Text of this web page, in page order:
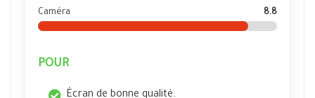
Caméra 8.8
POUR
Écran de bonne qualité.